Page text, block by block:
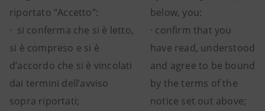
riportato “Accetto”:
· si conferma che si è letto,
si è compreso e si è
d’accordo che si è vincolati
dai termini dell’avviso
sopra riportati;
below, you:
· confirm that you
have read, understood
and agree to be bound
by the terms of the
notice set out above;